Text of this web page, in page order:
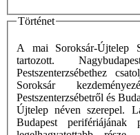
Történet
A mai Soroksár-Újtelep
tartozott.
Pestszenterzsébethez
Soroksár
Pestszenterzsébetről és
Újtelep néven szerepel.
Budapest perifériájának